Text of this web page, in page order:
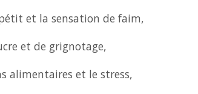
et la sensation de faim,
et de grignotage,
alimentaires et le stress,